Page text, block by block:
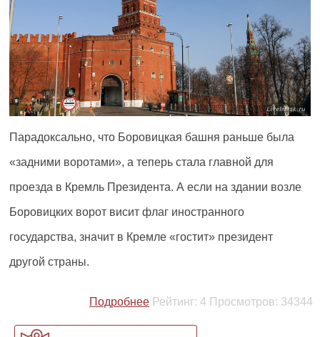
Парадоксально, что Боровицкая башня раньше была
«задними воротами», а теперь стала главной для
проезда в Кремль Президента. А если на здании возле
Боровицких ворот висит флаг иностранного
государства, значит в Кремле «гостит» президент
другой страны.
Подробнее Рейтинг: 4 Просмотров: 34344